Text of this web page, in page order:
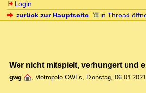
Login
zurück zur Hauptseite
in Thread
Wer nicht mitspielt, verhungert und
gwg , Metropole OWLs, Dienstag,